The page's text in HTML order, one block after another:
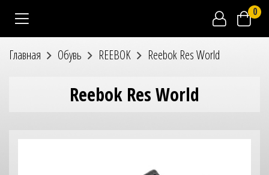
0
Главная Обувь REEBOK Reebok Res World
Reebok Res World